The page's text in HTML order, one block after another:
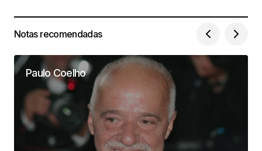
Notas recomendadas
Paulo Coelho